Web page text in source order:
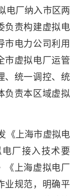
电厂纳入市区两
负责构建虚拟电
市电力公司利用
市虚拟电厂运管
、统一调控、统
负责本区域虚拟
《上海市虚拟电
厂接入技术要
《上海虚拟电厂
业规范，明确平